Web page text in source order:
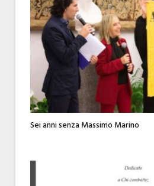
Sei anni senza Massimo Marino